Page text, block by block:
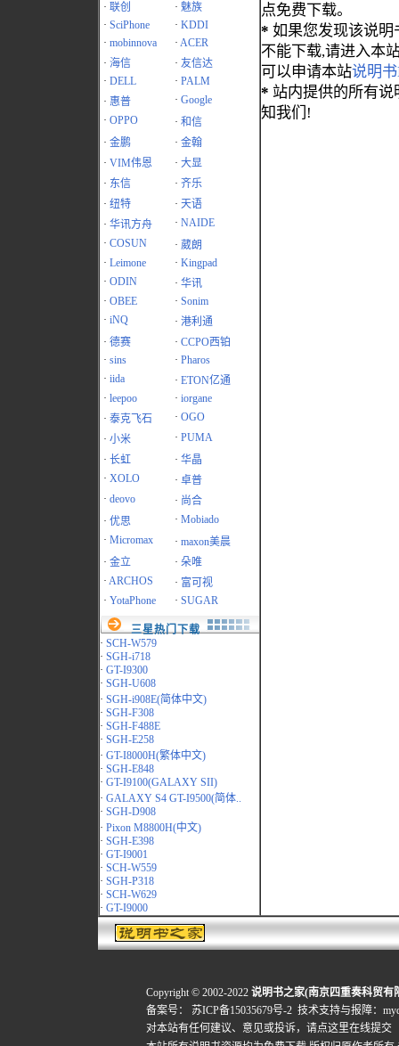
· 联创 · 魅族
· SciPhone · KDDI
· mobinnova · ACER
· 海信 · 友信达
· DELL · PALM
· 惠普 · Google
· OPPO · 和信
· 金鹏 · 金翰
· VIM伟恩 · 大显
· 东信 · 齐乐
· 纽特 · 天语
· 华讯方舟 · NAIDE
· COSUN · 葳朗
· Leimone · Kingpad
· ODIN · 华讯
· OBEE · Sonim
· iNQ · 港利通
· 德赛 · CCPO西铂
· sins · Pharos
· iida · ETON亿通
· leepoo · iorgane
· 泰克飞石 · OGO
· 小米 · PUMA
· 长虹 · 华晶
· XOLO · 卓普
· deovo · 尚合
· 优思 · Mobiado
· Micromax · maxon美晨
· 金立 · 朵唯
· ARCHOS · 富可视
· YotaPhone · SUGAR
三星热门下载
· SCH-W579
· SGH-i718
· GT-I9300
· SGH-U608
· SGH-i908E(简体中文)
· SGH-F308
· SGH-F488E
· SGH-E258
· GT-I8000H(繁体中文)
· SGH-E848
· GT-I9100(GALAXY SII)
· GALAXY S4 GT-I9500(简体..
· SGH-D908
· Pixon M8800H(中文)
· SGH-E398
· GT-I9001
· SCH-W559
· SGH-P318
· SCH-W629
· GT-I9000
点免费下载。
* 如果您发现该说明
不能下载,请进入本
可以申请本站说明
* 站内提供的所有
知我们!
Copyright © 2002-2022 说明书之家(南京四重奏科贸有
备案号：
苏ICP备15035679号-2 技术支持与报障：
对本站有任何建议、意见或投诉， 请点这里在线提交